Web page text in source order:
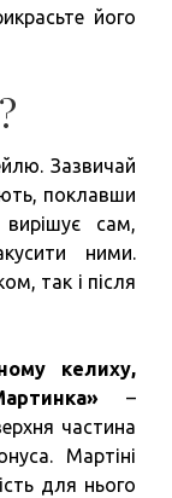
його
Зазвичай
поклавши
сам,
ними.
так і після
келиху,
–
частина
Мартіні
для нього